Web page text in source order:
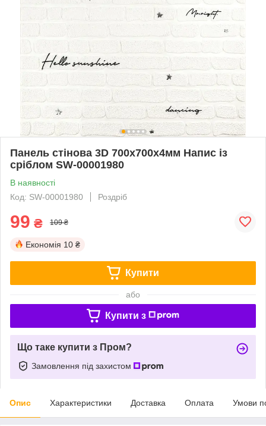
Панель стінова 3D 700х700х4мм Напис із
сріблом SW-00001980
В наявності
Код: SW-00001980
Роздріб
99 ₴ 109 ₴
Економія 10 ₴
Купити
або
Купити з
Що таке купити з Пром?
Замовлення під захистом
Опис Характеристики Доставка Оплата Умови